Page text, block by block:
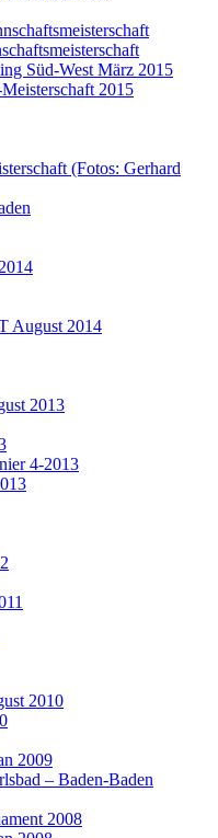
Süd-West März 2015
2015
(Fotos: Gerhard
August 2014
2013
4-2013
2010
2009
– Baden-Baden
2008